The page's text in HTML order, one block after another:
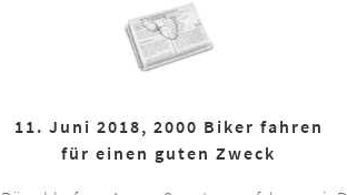
11. Juni 2018, 2000 Biker fahren
für einen guten Zweck